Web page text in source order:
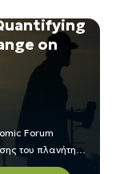
on
Forum
του πλανήτη
είναι πιθανό